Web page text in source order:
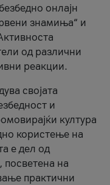
онлајн
знамиња“ и
од различни
реакции.
својата
и
култура
користење на
е дел од
посветена на
практични